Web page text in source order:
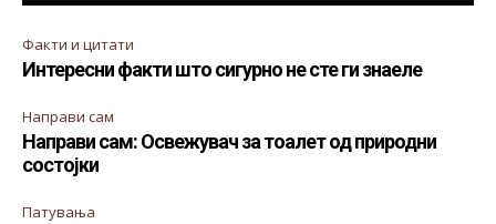
Факти и цитати
Интересни факти што сигурно не сте ги знаеле
Направи сам
Направи сам: Освежувач за тоалет од природни
состојки
Патувања